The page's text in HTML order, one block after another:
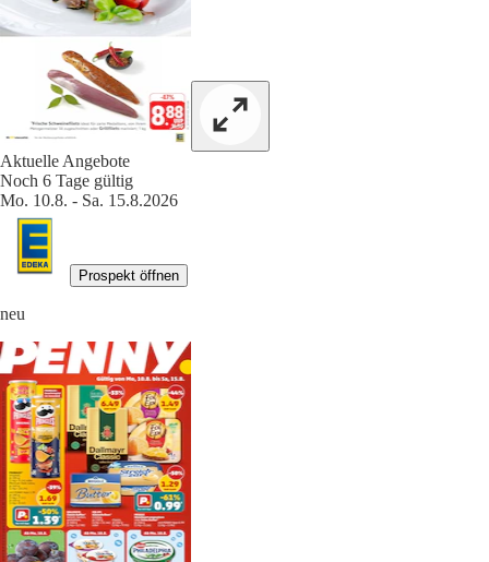
Aktuelle Angebote
Noch 6 Tage gültig
Mo. 10.8. - Sa. 15.8.2026
Prospekt öffnen
neu